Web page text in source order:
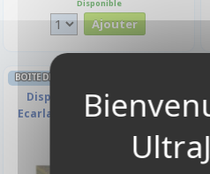
Disponible
BOITE DE BOOSTERS FRANÇAIS POKÉMON
Display 36 Boosters EV07 -
Ecarlate et Violet - Couronne